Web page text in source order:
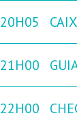
20H05
21H00
22H00